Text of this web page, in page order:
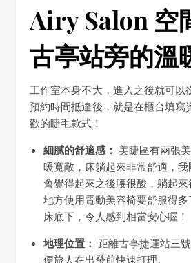
Airy Salon 空
古亭站旁的溫
工作室本身不大，進入之後就可以
預約時間抵達後，就是在櫃台填寫
歡的睫毛款式！
細膩的舒適感： 美睫區有兩張
暖寬敞，床躺起來非常舒適，
會覺得起來之後腰很酸，躺起
地方使用電動美容椅要舒服得
床底下，令人感到相當安心喔！
地理位置： 距離古亭捷運站三
便旅人在出發前快速打理。